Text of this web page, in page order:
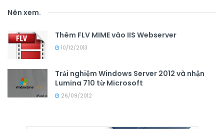
Nên xem.
Thêm FLV MIME vào IIS Webserver
10/12/2013
Trải nghiệm Windows Server 2012 và nhận
Lumina 710 từ Microsoft
26/09/2012